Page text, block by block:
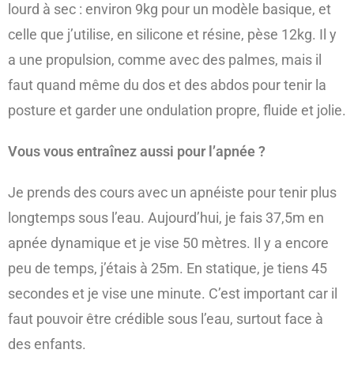
lourd à sec : environ 9kg pour un modèle basique, et
celle que j’utilise, en silicone et résine, pèse 12kg. Il y
a une propulsion, comme avec des palmes, mais il
faut quand même du dos et des abdos pour tenir la
posture et garder une ondulation propre, fluide et jolie.
Vous vous entraînez aussi pour l’apnée ?
Je prends des cours avec un apnéiste pour tenir plus
longtemps sous l’eau. Aujourd’hui, je fais 37,5m en
apnée dynamique et je vise 50 mètres. Il y a encore
peu de temps, j’étais à 25m. En statique, je tiens 45
secondes et je vise une minute. C’est important car il
faut pouvoir être crédible sous l’eau, surtout face à
des enfants.